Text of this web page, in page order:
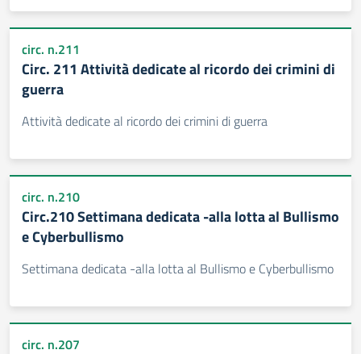
circ. n.211
Circ. 211 Attività dedicate al ricordo dei crimini di
guerra
Attività dedicate al ricordo dei crimini di guerra
circ. n.210
Circ.210 Settimana dedicata -alla lotta al Bullismo
e Cyberbullismo
Settimana dedicata -alla lotta al Bullismo e Cyberbullismo
circ. n.207